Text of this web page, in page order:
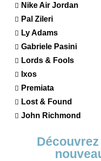
Nike Air Jordan
Pal Zileri
Ly Adams
Gabriele Pasini
Lords & Fools
Ixos
Premiata
Lost & Found
John Richmond